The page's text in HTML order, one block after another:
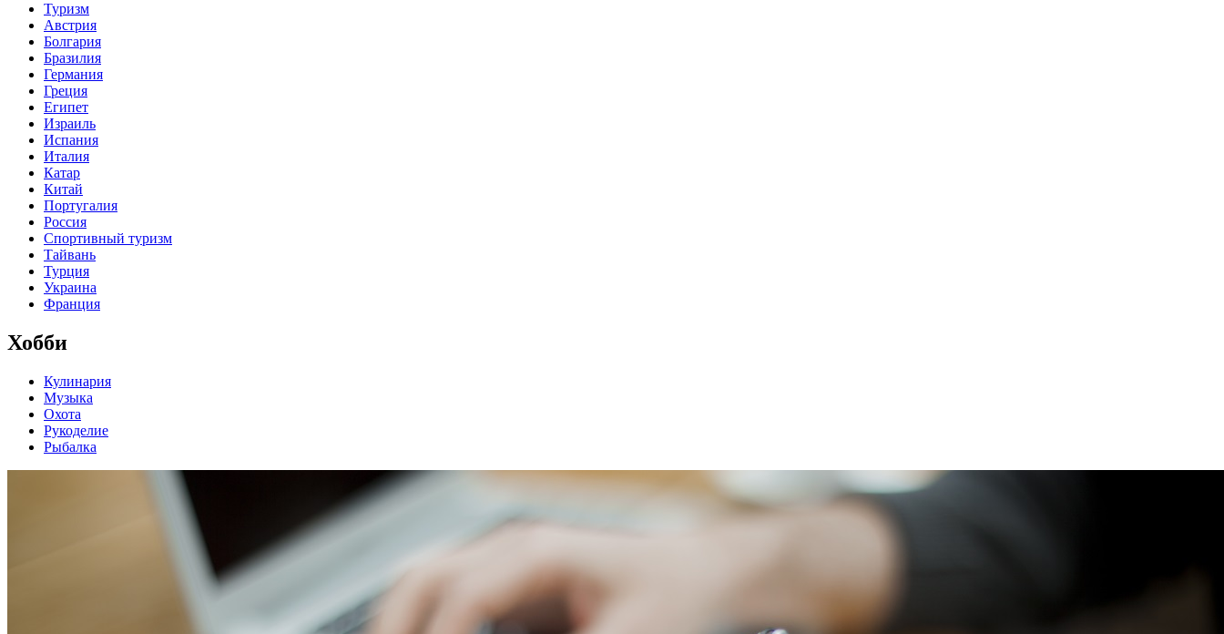
Туризм
Австрия
Болгария
Бразилия
Германия
Греция
Египет
Израиль
Испания
Италия
Катар
Китай
Португалия
Россия
Спортивный туризм
Тайвань
Турция
Украина
Франция
Хобби
Кулинария
Музыка
Охота
Рукоделие
Рыбалка